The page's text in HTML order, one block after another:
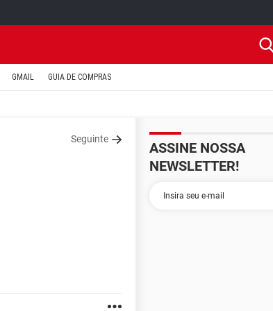
GMAIL GUIA DE COMPRAS
Seguinte
ASSINE NOSSA
NEWSLETTER!